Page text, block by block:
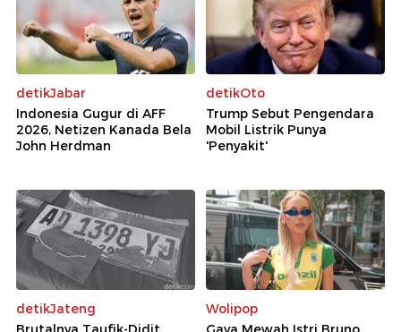
detikJabar
Indonesia Gugur di AFF
2026, Netizen Kanada Bela
John Herdman
detikOto
Trump Sebut Pengendara
Mobil Listrik Punya
'Penyakit'
detikJateng
Wolipop